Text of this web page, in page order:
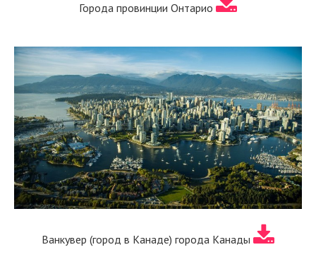
Города провинции Онтарио
Ванкувер (город в Канаде) города Канады